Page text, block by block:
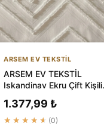
ARSEM EV TEKSTİL
ARSEM EV TEKSTİL
Iskandinav Ekru Çift
Yatak Örtüsü 240x250
+ 2 Yastık
1.377,99 ₺
★★★★★ (0)